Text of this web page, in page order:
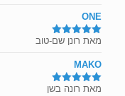
ONE
דורג 5מתוך
מאת רונן שם-טוב
MAKO
דורג 5מתוך
מאת רונה בשן